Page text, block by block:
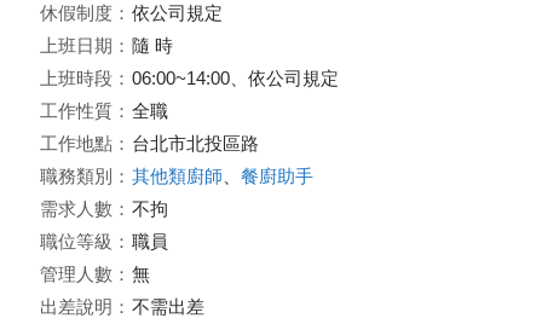
休假制度： 依公司規定
上班日期： 隨 時
上班時段： 06:00~14:00、依公司規定
工作性質： 全職
工作地點： 台北市北投區路
職務類別： 其他類廚師
餐廚助手
需求人數： 不拘
職位等級： 職員
管理人數： 無
出差說明： 不需出差